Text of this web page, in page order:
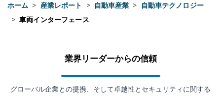
ホーム > 産業レポート > 自動車産業 > 自動車テクノロジー
> 車両インターフェース
業界リーダーからの信頼
グローバル企業との提携、そして卓越性とセキュリティに関する